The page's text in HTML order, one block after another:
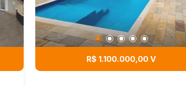
R$ 1.100.000,00 V